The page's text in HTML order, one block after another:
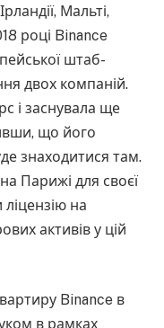
Мальті,
році Binance
штаб-
двох компаній.
і заснувала ще
що його
знаходитися там.
Парижі для своєї
на
активів у цій
Binance в
в рамках